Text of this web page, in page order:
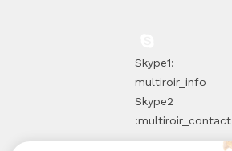
Skype1:
multiroir_info
Skype2
:multiroir_contact